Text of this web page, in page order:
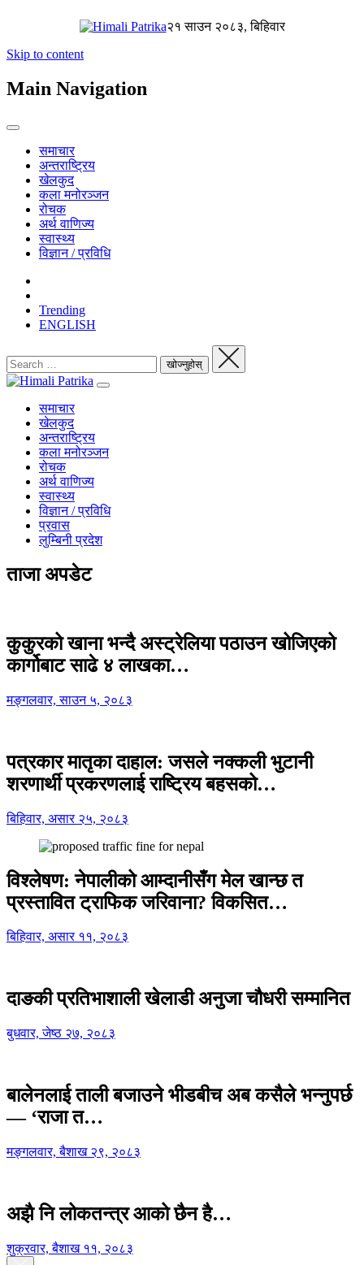
२१ साउन २०८३, बिहिवार
Skip to content
Main Navigation
समाचार
अन्तराष्ट्रिय
खेलकुद
कला मनोरञ्जन
रोचक
अर्थ वाणिज्य
स्वास्थ्य
विज्ञान / प्रविधि
Trending
ENGLISH
समाचार
खेलकुद
अन्तराष्ट्रिय
कला मनोरञ्जन
रोचक
अर्थ वाणिज्य
स्वास्थ्य
विज्ञान / प्रविधि
प्रवास
लुम्बिनी प्रदेश
ताजा अपडेट
कुकुरको खाना भन्दै अस्ट्रेलिया पठाउन खोजिएको
कार्गोबाट साढे ४ लाखका…
मङ्गलवार, साउन ५, २०८३
पत्रकार मातृका दाहाल: जसले नक्कली भुटानी
शरणार्थी प्रकरणलाई राष्ट्रिय बहसको…
बिहिवार, असार २५, २०८३
विश्लेषण: नेपालीको आम्दानीसँग मेल खान्छ त
प्रस्तावित ट्राफिक जरिवाना? विकसित…
बिहिवार, असार ११, २०८३
दाङकी प्रतिभाशाली खेलाडी अनुजा चौधरी सम्मानित
बुधवार, जेष्ठ २७, २०८३
बालेनलाई ताली बजाउने भीडबीच अब कसैले भन्नुपर्छ
— ‘राजा त…
मङ्गलवार, बैशाख २९, २०८३
अझै नि लोकतन्त्र आको छैन है…
शुक्रवार, बैशाख ११, २०८३